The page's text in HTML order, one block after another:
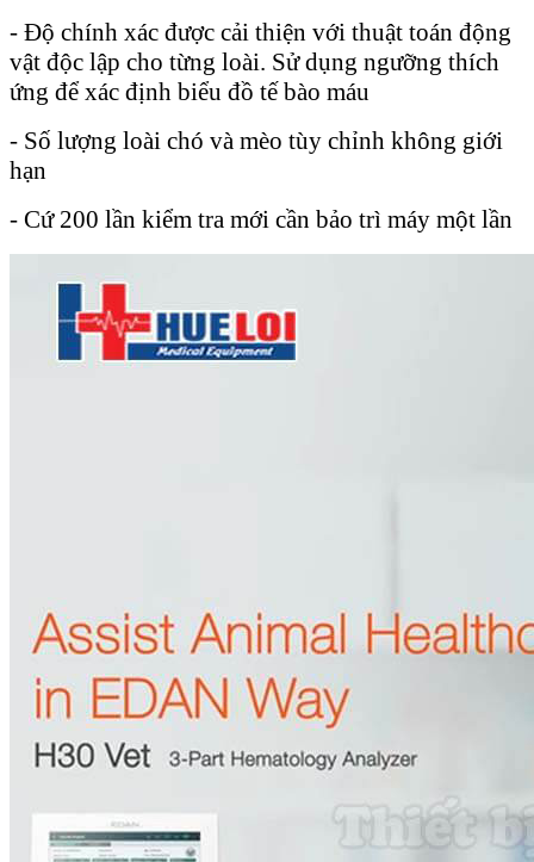
- Độ chính xác được cải thiện với thuật toán động
vật độc lập cho từng loài. Sử dụng ngưỡng thích
ứng để xác định biểu đồ tế bào máu
- Số lượng loài chó và mèo tùy chỉnh không giới
hạn
- Cứ 200 lần kiểm tra mới cần bảo trì máy một lần